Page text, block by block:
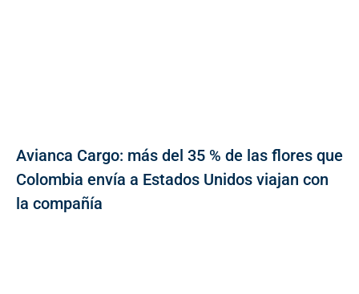
Avianca Cargo: más del 35 % de las flores que
Colombia envía a Estados Unidos viajan con
la compañía